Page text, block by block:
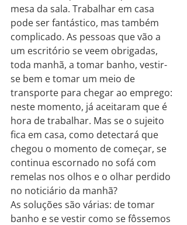
mesa da sala. Trabalhar em casa
pode ser fantástico, mas também
complicado. As pessoas que vão a
um escritório se veem obrigadas,
toda manhã, a tomar banho, vestir-
se bem e tomar um meio de
transporte para chegar ao emprego:
neste momento, já aceitaram que é
hora de trabalhar. Mas se o sujeito
fica em casa, como detectará que
chegou o momento de começar, se
continua escornado no sofá com
remelas nos olhos e o olhar perdido
no noticiário da manhã?
As soluções são várias: de tomar
banho e se vestir como se fôssemos